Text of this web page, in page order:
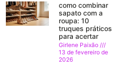
como combinar
sapato com a
roupa: 10
truques práticos
para acertar
Girlene Paixão
13 de fevereiro de
2026